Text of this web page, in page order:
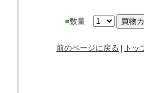
■数量
前のページに戻る | トッ